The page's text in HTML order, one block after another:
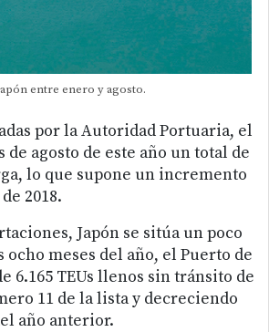
entre enero y agosto.
por la Autoridad Portuaria, el
agosto de este año un total de
lo que supone un incremento
2018.
Japón se sitúa un poco
meses del año, el Puerto de
6.165 TEUs llenos sin tránsito de
11 de la lista y decreciendo
año anterior.